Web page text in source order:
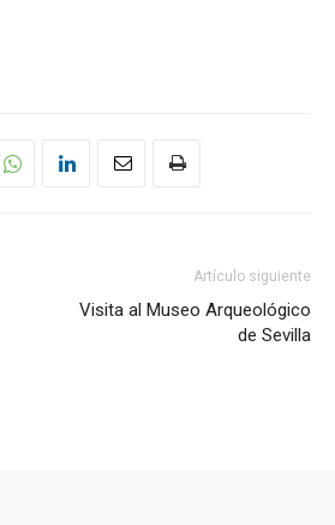
Artículo siguiente
Visita al Museo Arqueológico
de Sevilla